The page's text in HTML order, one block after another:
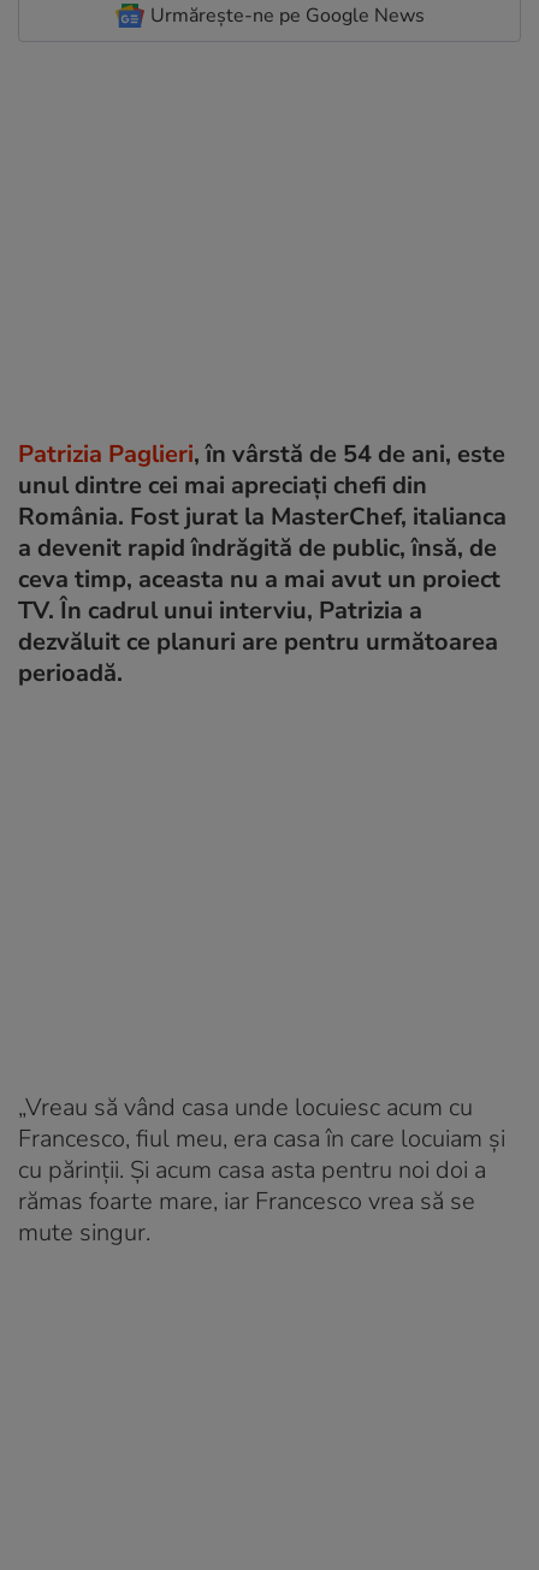
Urmărește-ne pe Google News
Patrizia Paglieri, în vârstă de 54 de ani, este
unul dintre cei mai apreciați chefi din
România. Fost jurat la MasterChef, italianca
a devenit rapid îndrăgită de public, însă, de
ceva timp, aceasta nu a mai avut un proiect
TV. În cadrul unui interviu, Patrizia a
dezvăluit ce planuri are pentru următoarea
perioadă.
„Vreau să vând casa unde locuiesc acum cu
Francesco, fiul meu, era casa în care locuiam și
cu părinții. Și acum casa asta pentru noi doi a
rămas foarte mare, iar Francesco vrea să se
mute singur.